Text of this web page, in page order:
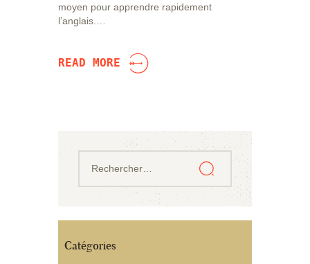
moyen pour apprendre rapidement
l’anglais.…
READ MORE
Catégories